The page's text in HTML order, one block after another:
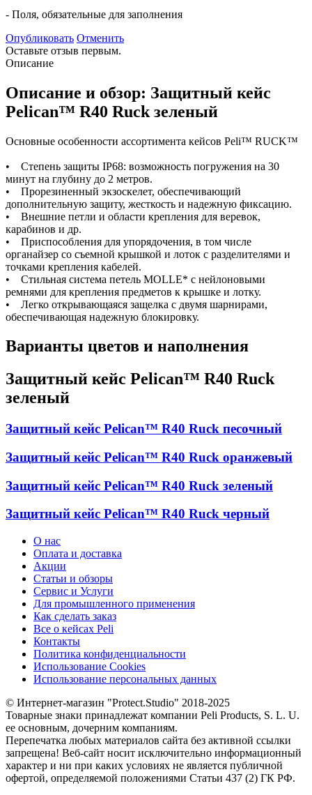
- Поля, обязательные для заполнения
Опубликовать Отменить
Оставьте отзыв первым.
Описание
Описание и обзор: Защитный кейс
Pelican™ R40 Ruck зеленый
Основные особенности ассортимента кейсов Peli™ RUCK™
• Степень защиты IP68: возможность погружения на 30
минут на глубину до 2 метров.
• Прорезиненный экзоскелет, обеспечивающий
дополнительную защиту, жесткость и надежную фиксацию.
• Внешние петли и области крепления для веревок,
карабинов и др.
• Приспособления для упорядочения, в том числе
органайзер со съемной крышкой и лоток с разделителями и
точками крепления кабелей.
• Стильная система петель MOLLE* с нейлоновыми
ремнями для крепления предметов к крышке и лотку.
• Легко открывающаяся защелка с двумя шарнирами,
обеспечивающая надежную блокировку.
Варианты цветов и наполнения
Защитный кейс Pelican™ R40 Ruck
зеленый
Защитный кейс Pelican™ R40 Ruck песочный
Защитный кейс Pelican™ R40 Ruck оранжевый
Защитный кейс Pelican™ R40 Ruck зеленый
Защитный кейс Pelican™ R40 Ruck черный
О нас
Оплата и доставка
Акции
Статьи и обзоры
Сервис и Услуги
Для промышленного применения
Как сделать заказ
Все о кейсах Peli
Контакты
Политика конфиденциальности
Использование Cookies
Использование персональных данных
© Интернет-магазин "Protect.Studio" 2018-2025
Товарные знаки принадлежат компании Peli Products, S. L. U.
ее основным, дочерним компаниям.
Перепечатка любых материалов сайта без активной ссылки
запрещена! Веб-сайт носит исключительно информационный
характер и ни при каких условиях не является публичной
офертой, определяемой положениями Статьи 437 (2) ГК РФ.